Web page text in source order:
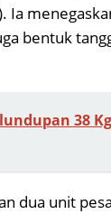
Ia
bentuk
38
dua unit